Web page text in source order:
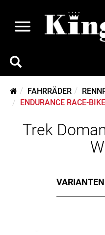
FAHRRÄDER
ENDURANCE RACE-
Trek